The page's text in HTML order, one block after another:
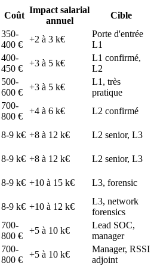
Coût
Impact salarial
annuel
Cible
350-
400 €
+2 à 3 k€
Porte d'entrée
L1
400-
450 €
+3 à 5 k€
L1 confirmé,
L2
500-
600 €
+3 à 5 k€
L1, très
pratique
700-
800 €
+4 à 6 k€ L2 confirmé
8-9 k€ +8 à 12 k€ L2 senior, L3
8-9 k€ +8 à 12 k€ L2 senior, L3
8-9 k€ +10 à 15 k€ L3, forensic
8-9 k€ +10 à 12 k€
L3, network
forensics
700-
800 €
+5 à 10 k€
Lead SOC,
manager
700-
800 €
+5 à 10 k€
Manager, RSSI
adjoint